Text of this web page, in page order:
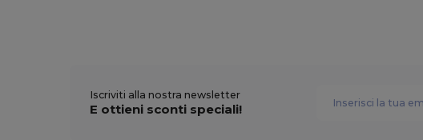
Iscriviti alla nostra newsletter
E ottieni sconti speciali!